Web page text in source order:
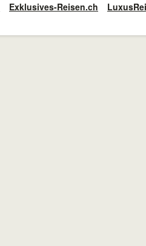
Exklusives-Reisen.ch